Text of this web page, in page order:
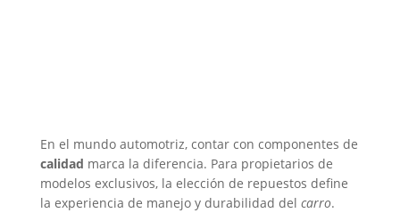
En el mundo automotriz, contar con componentes de
calidad marca la diferencia. Para propietarios de
modelos exclusivos, la elección de repuestos define
la experiencia de manejo y durabilidad del carro.